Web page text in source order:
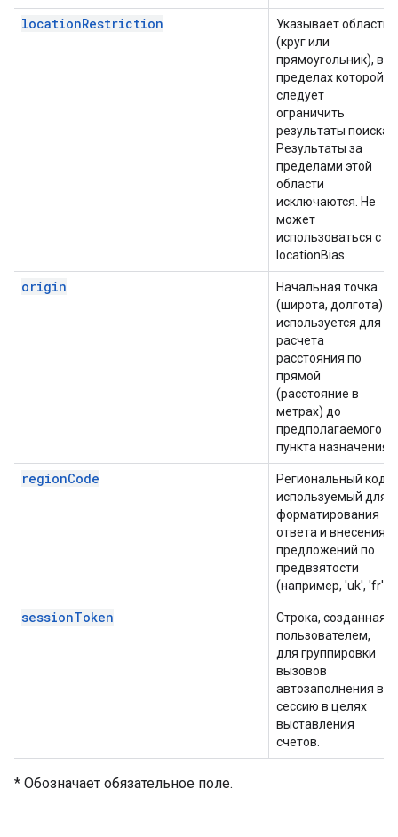
locationRestriction
Указывает область
(круг или
прямоугольник), в
пределах которой
следует
ограничить
результаты поиска.
Результаты за
пределами этой
области
исключаются. Не
может
использоваться с
locationBias.
origin
Начальная точка
(широта, долгота)
используется для
расчета
расстояния по
прямой
(расстояние в
метрах) до
предполагаемого
пункта назначения.
regionCode
Региональный код,
используемый для
форматирования
ответа и внесения
предложений по
предвзятости
(например, 'uk', 'fr').
sessionToken
Строка, созданная
пользователем,
для группировки
вызовов
автозаполнения в
сессию в целях
выставления
счетов.
* Обозначает обязательное поле.